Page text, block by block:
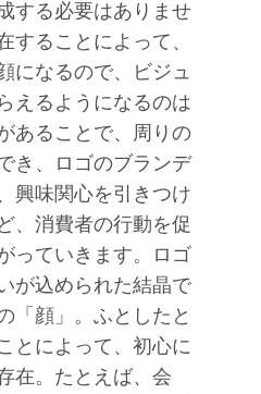
する必要はありませ
することによって、
になるので、ビジュ
えるようになるのは
あることで、周りの
き、ロゴのブランデ
興味関心を引きつけ
、消費者の行動を促
っていきます。ロゴ
が込められた結晶で
「顔」。ふとしたと
とによって、初心に
在。たとえば、会